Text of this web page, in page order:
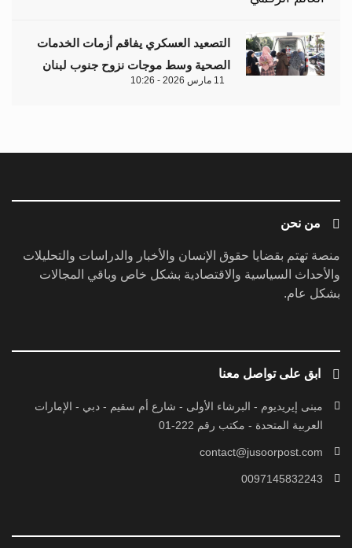
التصعيد العسكري يفاقم أزمات الخدمات
الصحية وسط موجات نزوح جنوب لبنان
11 مارس 2026 - 10:26
من نحن
منصة تهتم بقضايا حقوق الإنسان والأخبار والدراسات والتحليلات
والأحداث السياسية والاقتصادية بشكل خاص وباقي المجالات
بشكل عام.
ابق على تواصل معنا
مبنى إيريديوم - البرشاء الأولى - شارع أم سقيم - دبي - الإمارات
العربية المتحدة - مكتب رقم 222-01
contact@jusoorpost.com
0097145832243